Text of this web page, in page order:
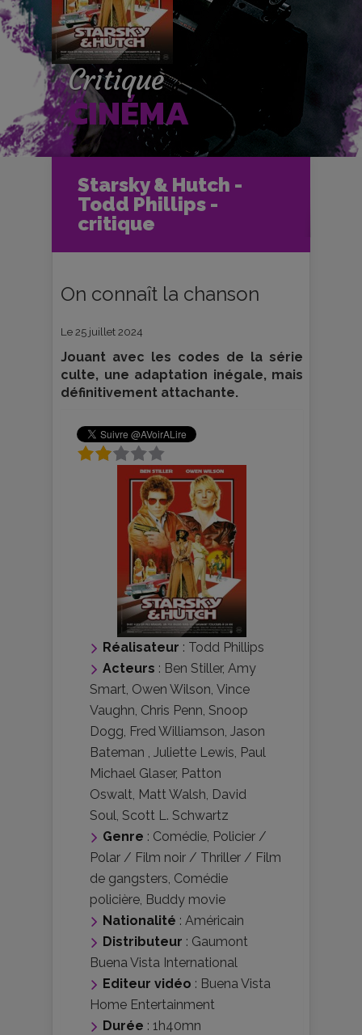
Critique
CINÉMA
Starsky & Hutch -
Todd Phillips -
critique
Accueil
Cinéma
Critiques et fiches films
Starsky & Hutch - Todd Phillips -
critique
On connaît la chanson
Le 25 juillet 2024
Jouant avec les codes de la série
culte, une adaptation inégale, mais
définitivement attachante.
Réalisateur : Todd Phillips
Acteurs : Ben Stiller, Amy
Smart, Owen Wilson, Vince
Vaughn, Chris Penn, Snoop
Dogg, Fred Williamson, Jason
Bateman , Juliette Lewis, Paul
Michael Glaser, Patton
Oswalt, Matt Walsh, David
Soul, Scott L. Schwartz
Genre : Comédie, Policier /
Polar / Film noir / Thriller / Film
de gangsters, Comédie
policière, Buddy movie
Nationalité : Américain
Distributeur : Gaumont
Buena Vista International
Editeur vidéo : Buena Vista
Home Entertainment
Durée : 1h40mn